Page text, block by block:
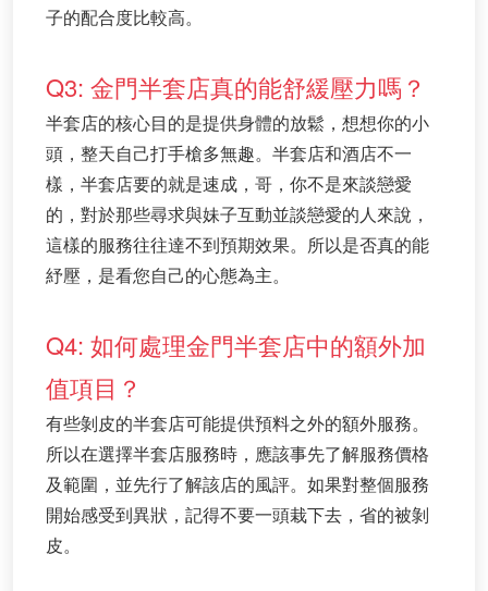
子的配合度比較高。
Q3: 金門半套店真的能舒緩壓力嗎？
半套店的核心目的是提供身體的放鬆，想想你的小
頭，整天自己打手槍多無趣。半套店和酒店不一
樣，半套店要的就是速成，哥，你不是來談戀愛
的，對於那些尋求與妹子互動並談戀愛的人來說，
這樣的服務往往達不到預期效果。所以是否真的能
紓壓，是看您自己的心態為主。
Q4: 如何處理金門半套店中的額外加
值項目？
有些剝皮的半套店可能提供預料之外的額外服務。
所以在選擇半套店服務時，應該事先了解服務價格
及範圍，並先行了解該店的風評。如果對整個服務
開始感受到異狀，記得不要一頭栽下去，省的被剝
皮。